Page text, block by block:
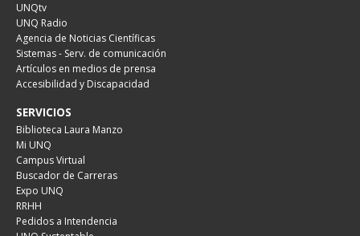
UNQtv
UNQ Radio
Agencia de Noticias Científicas
Sistemas - Serv. de comunicación
Artículos en medios de prensa
Accesibilidad y Discapacidad
SERVICIOS
Biblioteca Laura Manzo
Mi UNQ
Campus Virtual
Buscador de Carreras
Expo UNQ
RRHH
Pedidos a Intendencia